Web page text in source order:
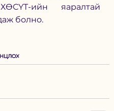
ийн яаралтай
болно.